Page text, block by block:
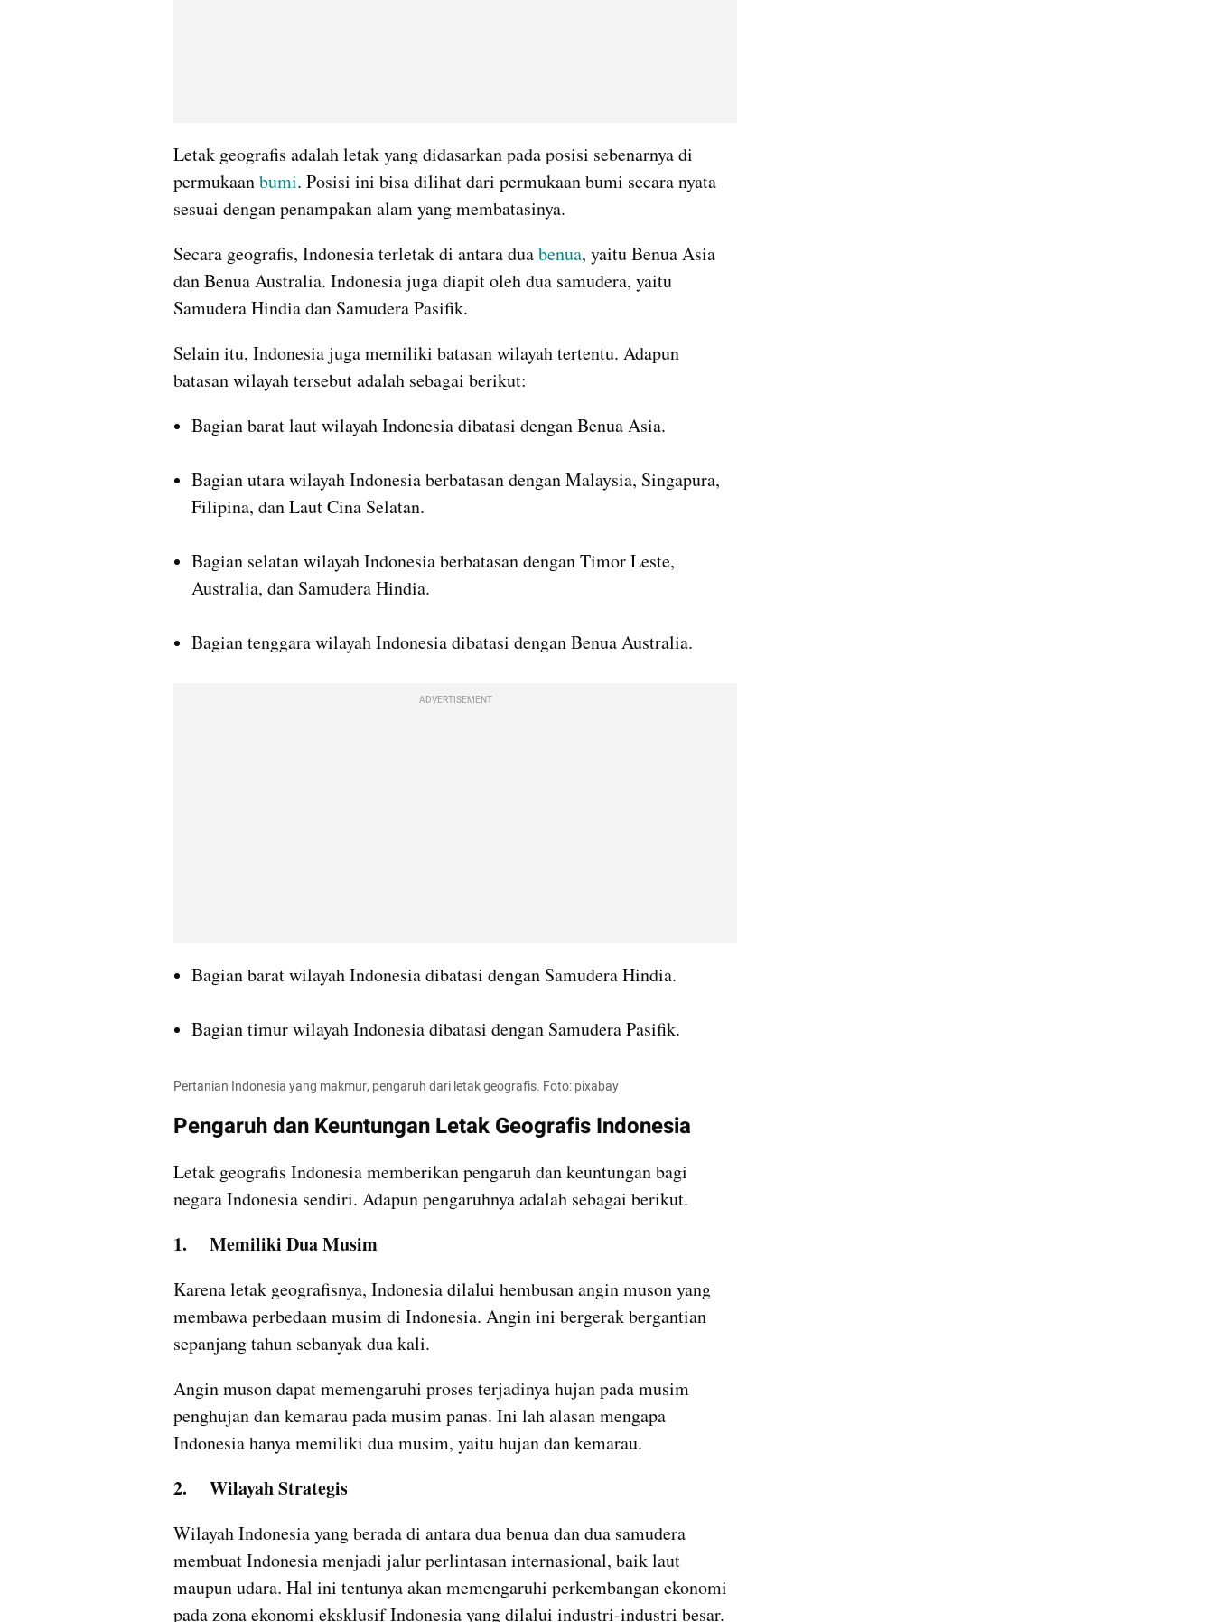
Letak geografis adalah letak yang didasarkan pada posisi sebenarnya di
permukaan bumi. Posisi ini bisa dilihat dari permukaan bumi secara nyata
sesuai dengan penampakan alam yang membatasinya.
Secara geografis, Indonesia terletak di antara dua benua, yaitu Benua Asia
dan Benua Australia. Indonesia juga diapit oleh dua samudera, yaitu
Samudera Hindia dan Samudera Pasifik.
Selain itu, Indonesia juga memiliki batasan wilayah tertentu. Adapun
batasan wilayah tersebut adalah sebagai berikut:
Bagian barat laut wilayah Indonesia dibatasi dengan Benua Asia.
Bagian utara wilayah Indonesia berbatasan dengan Malaysia, Singapura,
Filipina, dan Laut Cina Selatan.
Bagian selatan wilayah Indonesia berbatasan dengan Timor Leste,
Australia, dan Samudera Hindia.
Bagian tenggara wilayah Indonesia dibatasi dengan Benua Australia.
ADVERTISEMENT
Bagian barat wilayah Indonesia dibatasi dengan Samudera Hindia.
Bagian timur wilayah Indonesia dibatasi dengan Samudera Pasifik.
Pertanian Indonesia yang makmur, pengaruh dari letak geografis. Foto: pixabay
Pengaruh dan Keuntungan Letak Geografis Indonesia
Letak geografis Indonesia memberikan pengaruh dan keuntungan bagi
negara Indonesia sendiri. Adapun pengaruhnya adalah sebagai berikut.
1.	Memiliki Dua Musim
Karena letak geografisnya, Indonesia dilalui hembusan angin muson yang
membawa perbedaan musim di Indonesia. Angin ini bergerak bergantian
sepanjang tahun sebanyak dua kali.
Angin muson dapat memengaruhi proses terjadinya hujan pada musim
penghujan dan kemarau pada musim panas. Ini lah alasan mengapa
Indonesia hanya memiliki dua musim, yaitu hujan dan kemarau.
2.	Wilayah Strategis
Wilayah Indonesia yang berada di antara dua benua dan dua samudera
membuat Indonesia menjadi jalur perlintasan internasional, baik laut
maupun udara. Hal ini tentunya akan memengaruhi perkembangan ekonomi
pada zona ekonomi eksklusif Indonesia yang dilalui industri-industri besar.